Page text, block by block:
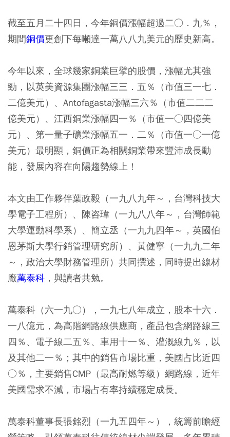
截至五月二十四日，今年銅價漲幅超過二○．九％，
期間銅價更創下每噸達一萬八八九美元的歷史新高。
今年以來，全球幾家銅業巨擘的股價，漲幅尤其強
勁，以英美資源集團漲幅三三．五％（市值三一七．
二億美元）、Antofagasta漲幅三六％（市值二二二
億美元）、江西銅業漲幅四一％（市值一○四億美
元）、第一量子礦業漲幅五一．二％（市值一○一億
美元）最明顯，銅價正為相關銅業帶來豐沛成長動
能，發展內容在向陽趨勢線上！
本文由工作夥伴葉政毅（一九八九年～，台灣科技大
學電子工程所）、陳咨瑋（一九八八年～，台灣師範
大學運動科學系）、簡立丞（一九九四年～，英國伯
恩茅斯大學行銷管理研究所）、黃健寧（一九九二年
～，政治大學財務管理所）共同撰述，同時提出線材
廠萬泰科 ，與讀者共勉。
萬泰科（六一九○），一九七八年成立，股本十六．
一八億元，為高階網路線供應商，產品包含網路線三
四％、電子線二五％、車用十一％、灌溉線九％，以
及其他二一％；其中的銷售市場比重，美國占比近四
○％，主要銷售CMP（最高耐燃等級）網路線，近年
美國需求不減，市場占有率持續穩定成長。
萬泰科董事長張銘烈（一九五四年～），統籌前瞻經